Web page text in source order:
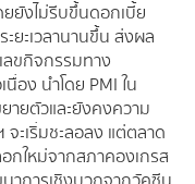
ยยังไม่รีบขึ้นดอกเบี้ย
ยะเวลานานขึ้น ส่งผล
ขกิจกรรมทาง
ง นำโดย PMI ใน
ายตัวและยังคงความ
ะเริ่มชะลอลง แต่ตลาด
กใหม่จากสภาคองเกรส